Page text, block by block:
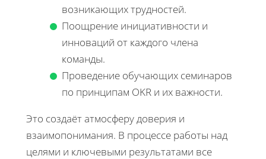
возникающих трудностей.
Поощрение инициативности и
инноваций от каждого члена
команды.
Проведение обучающих семинаров
по принципам OKR и их важности.
Это создаёт атмосферу доверия и
взаимопонимания. В процессе работы над
целями и ключевыми результатами все